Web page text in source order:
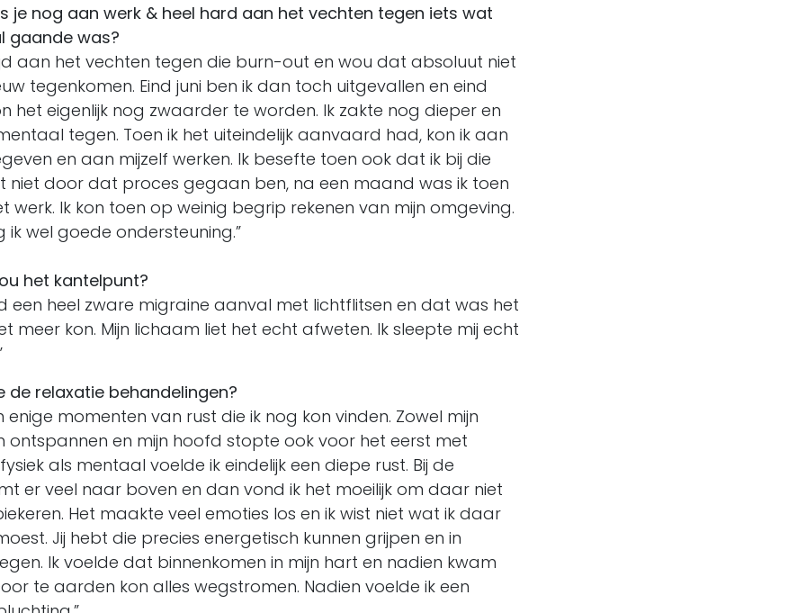
je nog aan werk & heel hard aan het vechten tegen iets wat
gaande was?
aan het vechten tegen die burn-out en wou dat absoluut niet
tegenkomen. Eind juni ben ik dan toch uitgevallen en eind
het eigenlijk nog zwaarder te worden. Ik zakte nog dieper en
tegen. Toen ik het uiteindelijk aanvaard had, kon ik aan
en aan mijzelf werken. Ik besefte toen ook dat ik bij die
niet door dat proces gegaan ben, na een maand was ik toen
werk. Ik kon toen op weinig begrip rekenen van mijn omgeving.
ik wel goede ondersteuning.”
het kantelpunt?
een heel zware migraine aanval met lichtflitsen en dat was het
meer kon. Mijn lichaam liet het echt afweten. Ik sleepte mij echt
de relaxatie behandelingen?
enige momenten van rust die ik nog kon vinden. Zowel mijn
ontspannen en mijn hoofd stopte ook voor het eerst met
als mentaal voelde ik eindelijk een diepe rust. Bij de
er veel naar boven en dan vond ik het moeilijk om daar niet
Het maakte veel emoties los en ik wist niet wat ik daar
Jij hebt die precies energetisch kunnen grijpen en in
Ik voelde dat binnenkomen in mijn hart en nadien kwam
te aarden kon alles wegstromen. Nadien voelde ik een